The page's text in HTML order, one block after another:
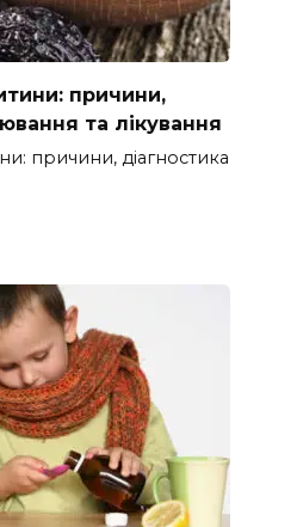
причини,
та лікування
причини, діагностика